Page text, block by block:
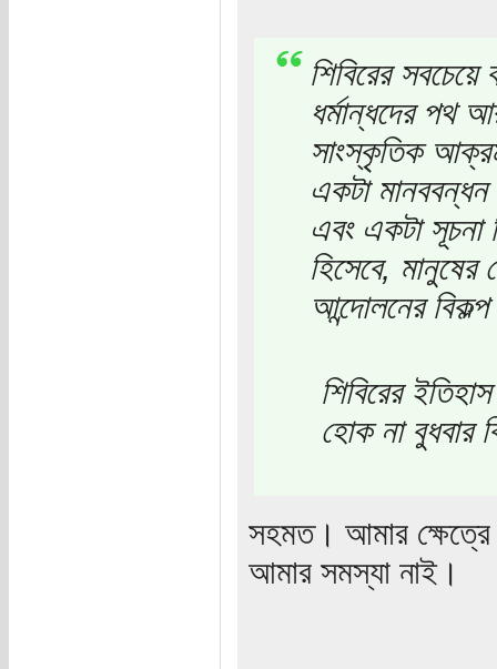
শিবিরের
ধর্মান্ধদের পথ
সাংস্কৃতিক
একটা
এবং একটা সূচনা
হিসেবে,
আন্দোলনের
শিবিরের
হোক না বুধবার
সহমত। আমার ক্ষেত্রে
আমার সমস্যা নাই।